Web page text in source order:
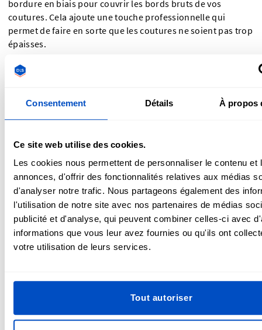
Consentement Détails À propos
Ce site web utilise des cookies.
Les cookies nous permettent de personnaliser le contenu et
annonces, d'offrir des fonctionnalités relatives aux médias
d'analyser notre trafic. Nous partageons également des
l'utilisation de notre site avec nos partenaires de médias
publicité et d'analyse, qui peuvent combiner celles-ci avec
informations que vous leur avez fournies ou qu'ils ont
votre utilisation de leurs services.
Tout autoriser
bordure en biais pour couvrir les bords bruts de vos
coutures. Cela ajoute une touche professionnelle qui
permet de faire en sorte que les coutures ne soient pas trop
épaisses.
Lavez votre laine
lavage de votre projet. En général, pour laver de la laine, le
mieux est de laver l'article à l'envers et de régler votre
faut également que l'eau soit froide. Il n'est pas